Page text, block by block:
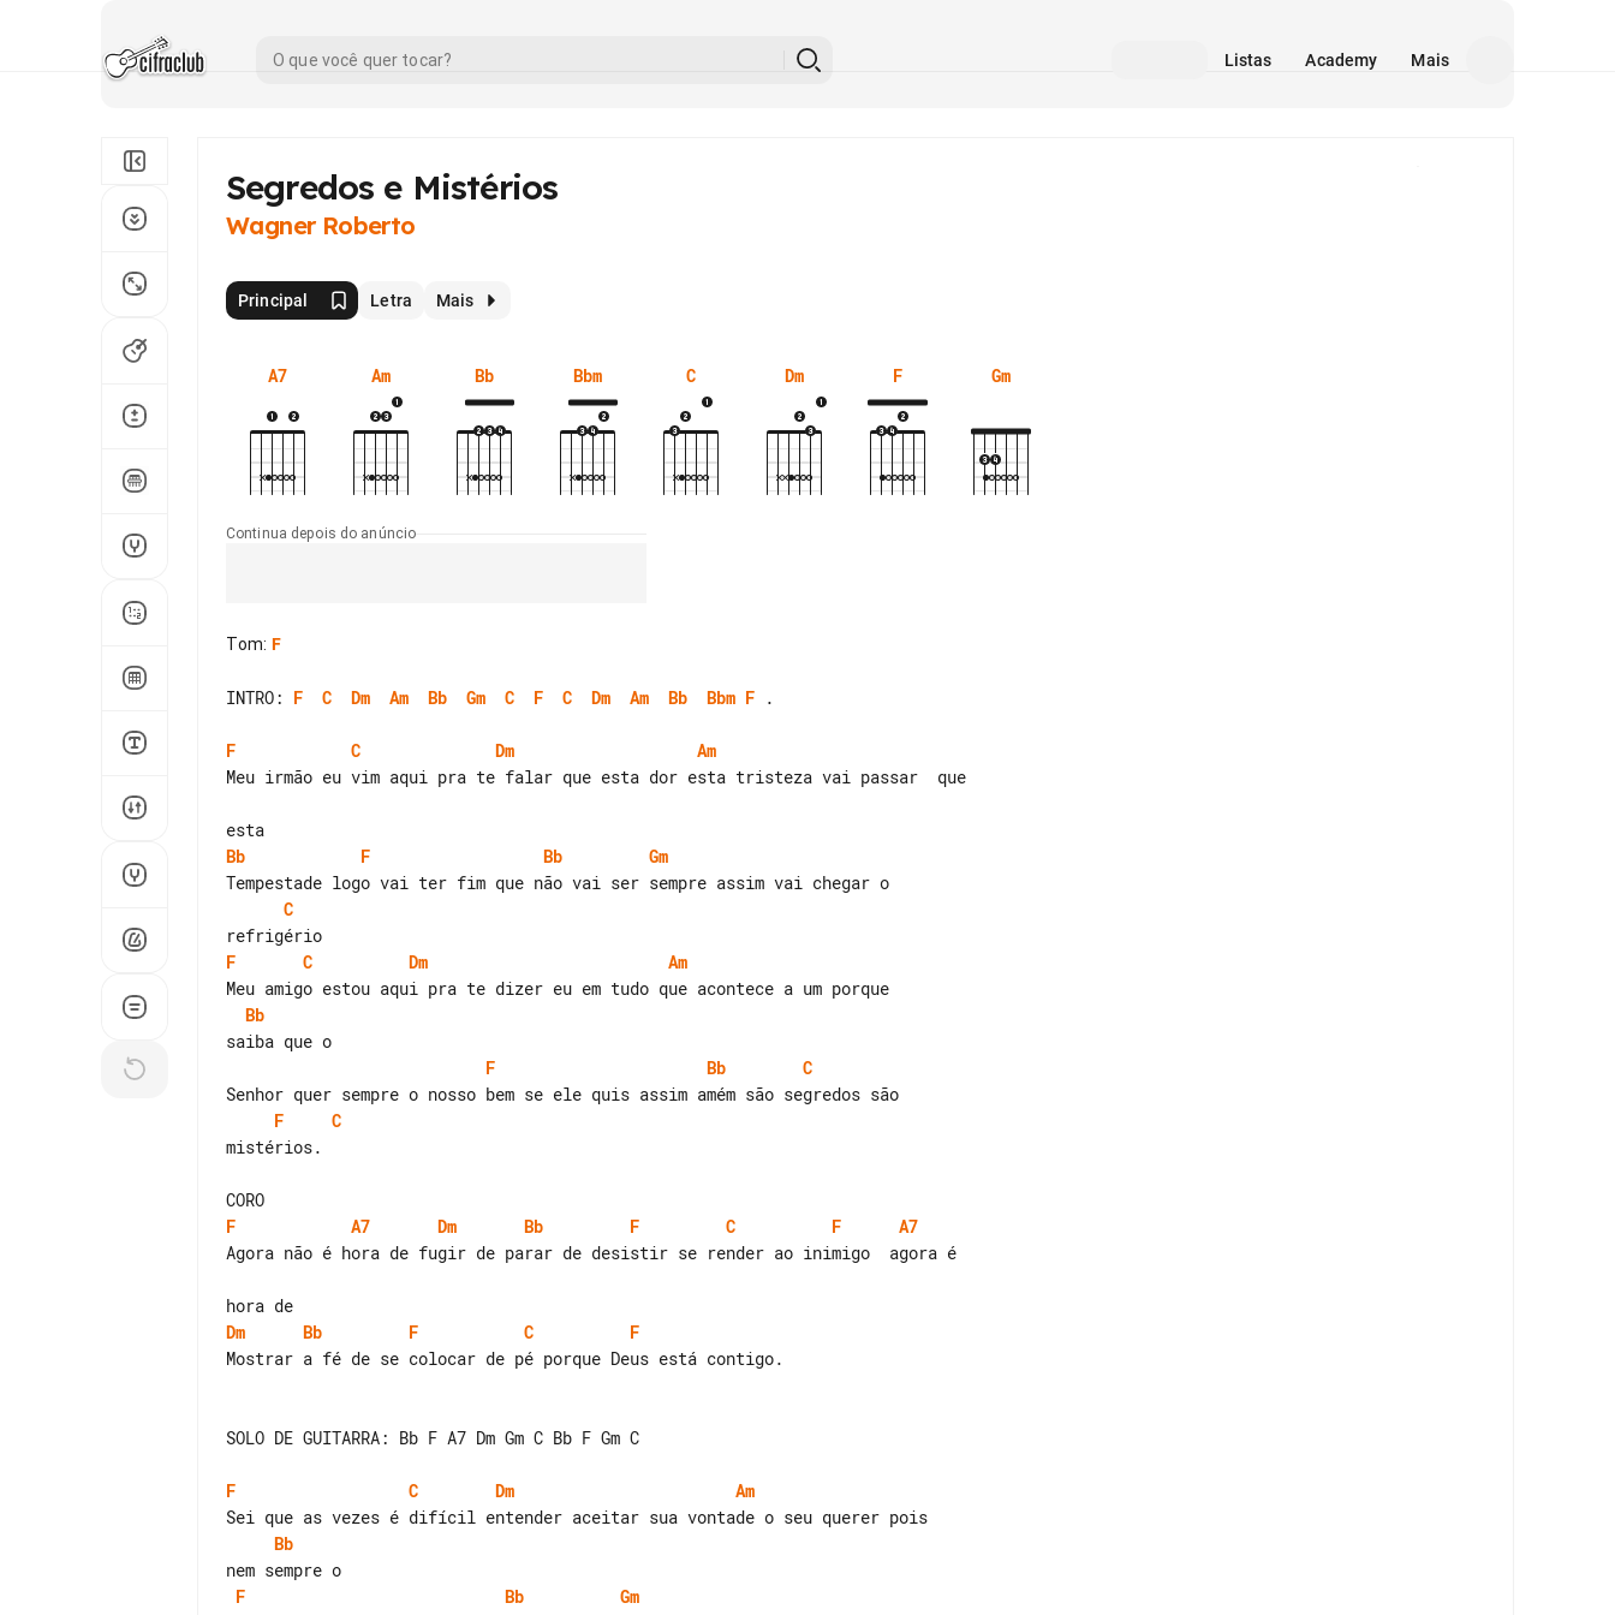
Listas Academy Mais
Segredos e Mistérios
Wagner Roberto
Principal Letra Mais
A7 Am Bb Bbm C Dm F Gm
Continua depois do anúncio
Tom: F
INTRO: F C Dm Am Bb Gm C F C Dm Am Bb Bbm F .
F C Dm
Am
Meu irmão eu vim aqui pra te falar que esta dor esta tristeza vai passar  que
Bb
F Bb
Gm
C
F
C Dm
Am
Bb
F
Bb
C
F
C
mistérios.
F
A7 Dm Bb F C F
A7
Agora não é hora de fugir de parar de desistir se render ao inimigo  agora é
Dm
Bb F C
F
Mostrar a fé de se colocar de pé porque Deus está contigo.
SOLO DE GUITARRA: Bb F A7 Dm Gm C Bb F Gm C
F C Dm
Am
Bb
F
Bb
Gm